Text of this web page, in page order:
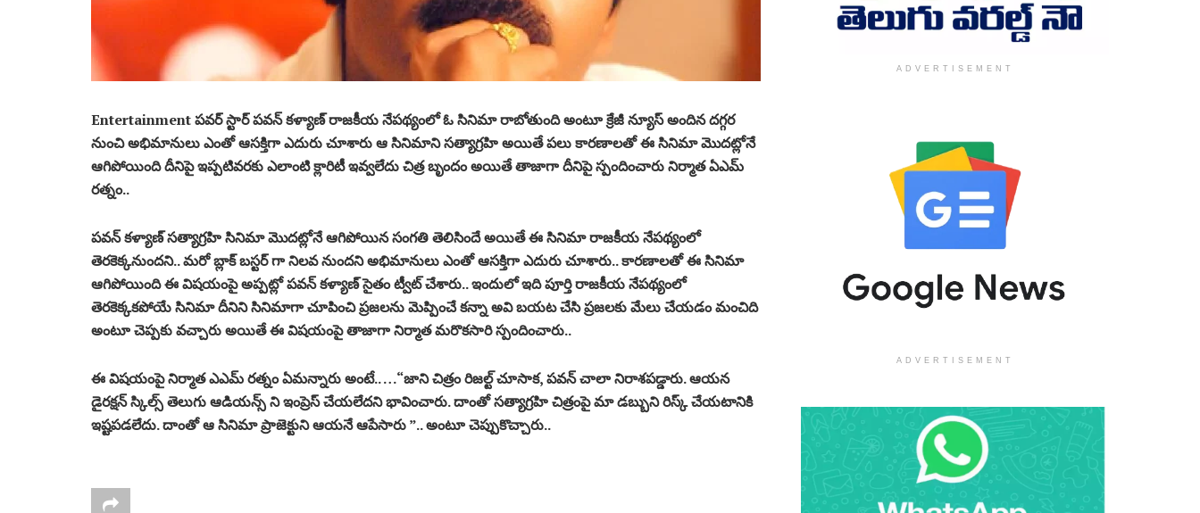
Entertainment పవర్ స్టార్ పవన్ కళ్యాణ్ రాజకీయ నేపథ్యంలో ఓ సినిమా రాబోతుంది అంటూ క్రేజీ న్యూస్ అందిన దగ్గర
నుంచి అభిమానులు ఎంతో ఆసక్తిగా ఎదురు చూశారు ఆ సినిమాని సత్యాగ్రహి అయితే పలు కారణాలతో ఈ సినిమా మొదట్లోనే
ఆగిపోయింది దీనిపై ఇప్పటివరకు ఎలాంటి క్లారిటీ ఇవ్వలేదు చిత్ర బృందం అయితే తాజాగా దీనిపై స్పందించారు నిర్మాత ఏఎమ్
రత్నం..
పవన్ కళ్యాణ్ సత్యాగ్రహి సినిమా మొదట్లోనే ఆగిపోయిన సంగతి తెలిసిందే అయితే ఈ సినిమా రాజకీయ నేపథ్యంలో
తెరకెక్కనుందని.. మరో బ్లాక్ బస్టర్ గా నిలవ నుందని అభిమానులు ఎంతో ఆసక్తిగా ఎదురు చూశారు.. కారణాలతో ఈ సినిమా
ఆగిపోయింది ఈ విషయంపై అప్పట్లో పవన్ కళ్యాణ్ సైతం ట్వీట్ చేశారు.. ఇందులో ఇది పూర్తి రాజకీయ నేపథ్యంలో
తెరకెక్కకపోయే సినిమా దీనిని సినిమాగా చూపించి ప్రజలను మెప్పించే కన్నా అవి బయట చేసి ప్రజలకు మేలు చేయడం మంచిది
అంటూ చెప్పకు వచ్చారు అయితే ఈ విషయంపై తాజాగా నిర్మాత మరొకసారి స్పందించారు..
ఈ విషయంపై నిర్మాత ఎఎమ్ రత్నం ఏమన్నారు అంటే.. …“జాని చిత్రం రిజల్ట్ చూసాక, పవన్ చాలా నిరాశపడ్డారు. ఆయన
డైరక్షన్ స్కిల్స్ తెలుగు ఆడియన్స్ ని ఇంప్రెస్ చేయలేదని భావించారు. దాంతో సత్యాగ్రహి చిత్రంపై మా డబ్బుని రిస్క్ చేయటానికి
ఇష్టపడలేదు. దాంతో ఆ సినిమా ప్రాజెక్టుని ఆయనే ఆపేసారు ”.. అంటూ చెప్పుకొచ్చారు..
ADVERTISEMENT
ADVERTISEMENT